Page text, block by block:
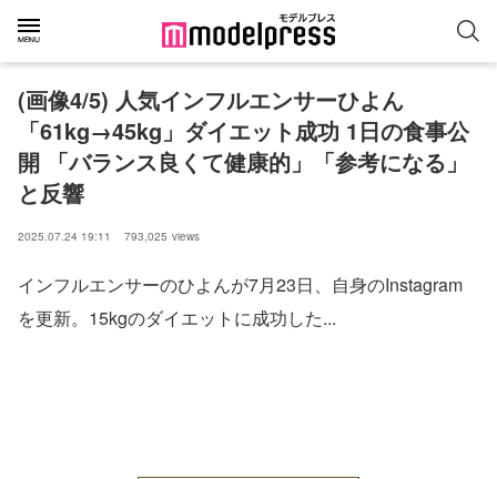
(画像4/5) 人気インフルエンサーひよん
「61kg→45kg」ダイエット成功 1日の食事公
開 「バランス良くて健康的」「参考になる」
と反響
2025.07.24 19:11 793,025 views
インフルエンサーのひよんが7月23日、自身のInstagram
を更新。15kgのダイエットに成功した...